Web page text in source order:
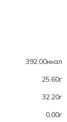
392.00ккал
25.60г
32.20г
0.00г